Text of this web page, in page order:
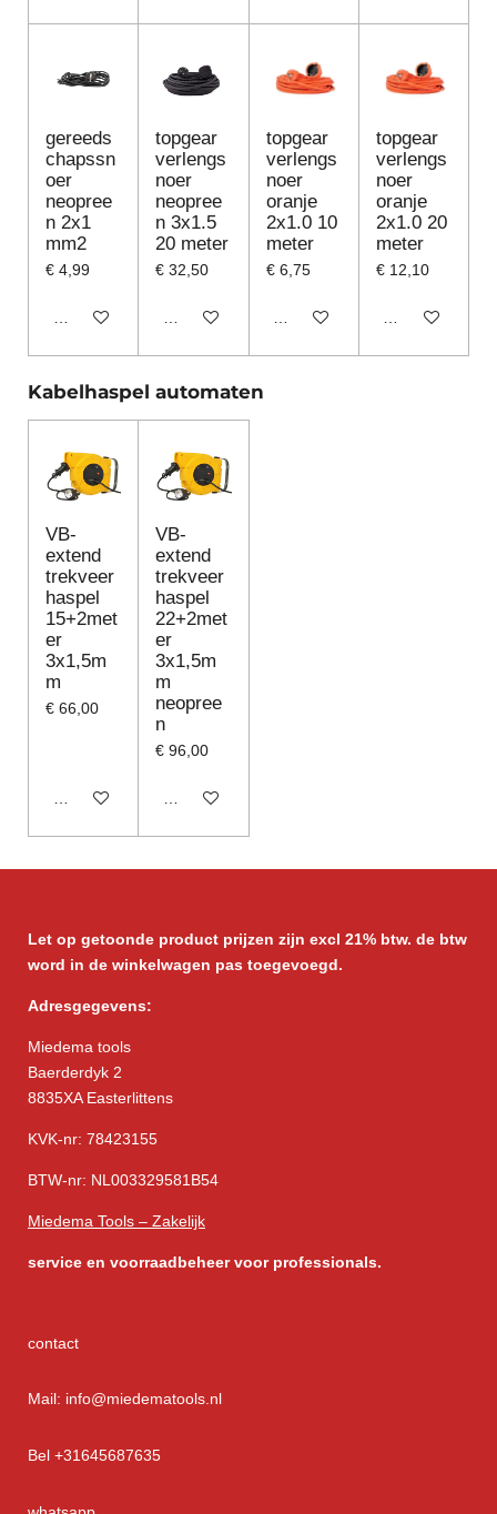
gereeds
chapssn
oer
neopree
n 2x1
mm2
€ 4,99
In winkelwagen
topgear
verlengs
noer
neopree
n 3x1.5
20 meter
€ 32,50
In winkelwagen
topgear
verlengs
noer
oranje
2x1.0 10
meter
€ 6,75
In winkelwagen
topgear
verlengs
noer
oranje
2x1.0 20
meter
€ 12,10
In winkelwagen
Kabelhaspel automaten
VB-
extend
trekveer
haspel
15+2met
er
3x1,5m
m
€ 66,00
In winkelwagen
VB-
extend
trekveer
haspel
22+2met
er
3x1,5m
m
neopree
n
€ 96,00
In winkelwagen
Let op getoonde product prijzen zijn excl 21% btw. de btw
word in de winkelwagen pas toegevoegd.
Adresgegevens:
Miedema tools
Baerderdyk 2
8835XA Easterlittens
KVK-nr: 78423155
BTW-nr: NL003329581B54
Miedema Tools – Zakelijk
service en voorraadbeheer voor professionals.
contact
Mail: info@miedematools.nl
Bel +31645687635